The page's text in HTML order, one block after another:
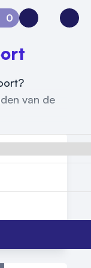
0
0
Inloggen
van de